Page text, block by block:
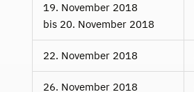
19. November 2018
bis 20. November 2018
22. November 2018
26. November 2018